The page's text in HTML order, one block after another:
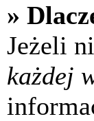
»
Jeżeli
każdej